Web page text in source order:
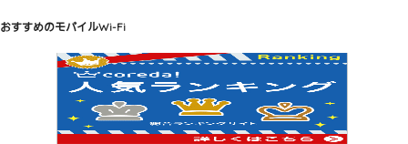
おすすめのモバイルWi-Fi